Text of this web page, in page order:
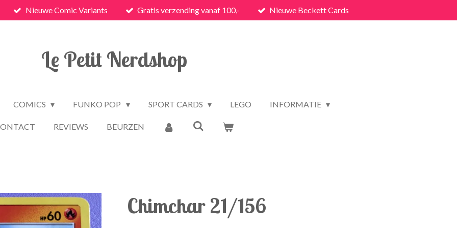
Nieuwe Comic Variants Gratis verzending vanaf 100,- Nieuwe Beckett Cards
Le Petit Nerdshop
COMICS FUNKO POP SPORT CARDS LEGO INFORMATIE
REVIEWS BEURZEN
Chimchar 21/156